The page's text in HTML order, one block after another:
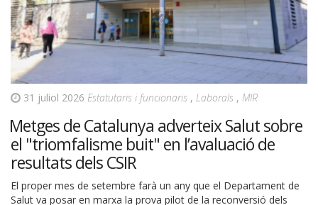
31 juliol 2026 Estatutaris i funcionaris , Laborals , MIR
Metges de Catalunya adverteix Salut sobre
el "triomfalisme buit" en l’avaluació de
resultats dels CSIR
El proper mes de setembre farà un any que el Departament de
Salut va posar en marxa la prova pilot de la reconversió dels